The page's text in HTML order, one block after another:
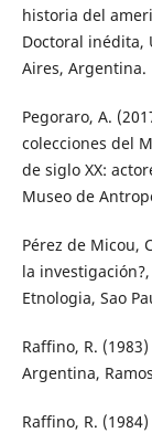
historia del
Doctoral inédita,
Aires, Argentina.
Pegoraro, A.
colecciones del
de siglo XX:
Museo de
Pérez de Micou,
la
Etnologia, Sao
Raffino, R.
Argentina,
Raffino, R.